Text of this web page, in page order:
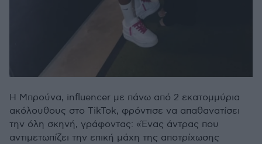
Η Μπρούνα, influencer με πάνω από 2 εκατομμύρια
ακόλουθους στο TikTok, φρόντισε να απαθανατίσει
την όλη σκηνή, γράφοντας: «Ένας άντρας που
αντιμετωπίζει την επική μάχη της αποτρίχωσης